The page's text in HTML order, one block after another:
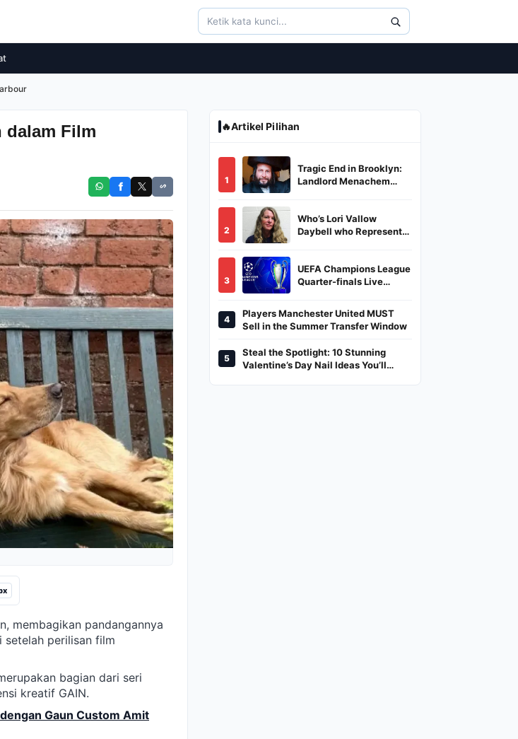
dalam Film
membagikan pandangannya
perilisan film
bagian dari seri
kreatif GAIN.
Gaun Custom Amit
🔥Artikel Pilihan
1
Tragic End in Brooklyn:
Landlord Menachem
Burned in a Dumpster
2
Who’s Lori Vallow
Daybell who Represents
3
UEFA Champions League
Quarter-finals Live
And Where To Watch
4
Players Manchester United MUST
Sell in the Summer Transfer Window
5
Steal the Spotlight: 10 Stunning
Valentine’s Day Nail Ideas You’ll